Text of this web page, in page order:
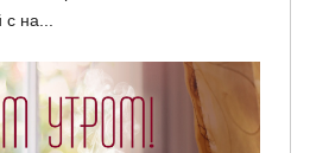
с на...